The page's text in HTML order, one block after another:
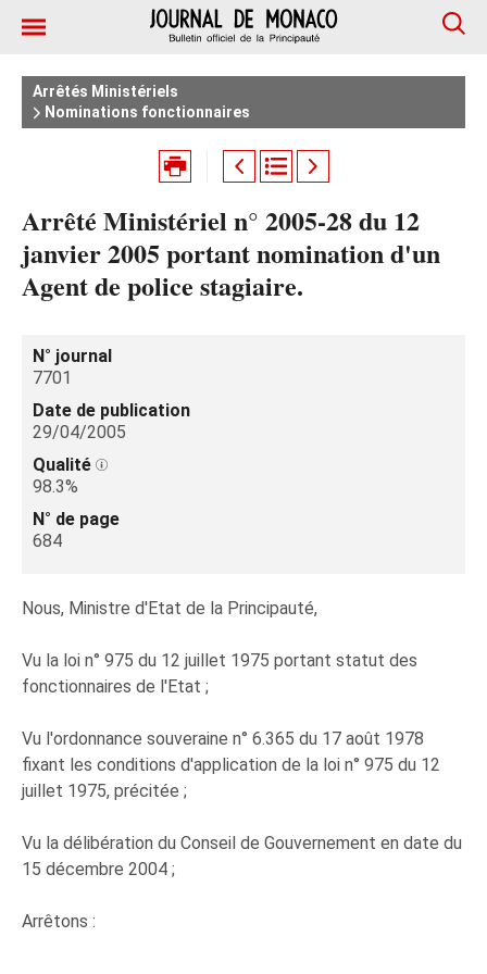
Arrêtés Ministériels
Nominations fonctionnaires
Arrêté Ministériel n° 2005-28 du 12
janvier 2005 portant nomination d'un
Agent de police stagiaire.
N° journal
7701
Date de publication
29/04/2005
Qualité
98.3%
N° de page
684
Nous, Ministre d'Etat de la Principauté,
Vu la loi n° 975 du 12 juillet 1975 portant statut des
fonctionnaires de l'Etat ;
Vu l'ordonnance souveraine n° 6.365 du 17 août 1978
fixant les conditions d'application de la loi n° 975 du 12
juillet 1975, précitée ;
Vu la délibération du Conseil de Gouvernement en date du
15 décembre 2004 ;
Arrêtons :